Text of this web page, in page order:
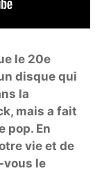
le 20e
disque qui
la
mais a fait
pop. En
vie et de
vous le